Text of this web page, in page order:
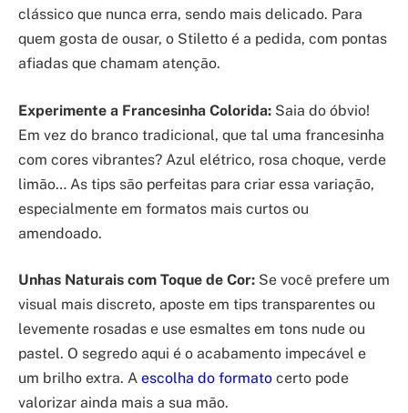
clássico que nunca erra, sendo mais delicado. Para
quem gosta de ousar, o Stiletto é a pedida, com pontas
afiadas que chamam atenção.
Experimente a Francesinha Colorida: Saia do óbvio!
Em vez do branco tradicional, que tal uma francesinha
com cores vibrantes? Azul elétrico, rosa choque, verde
limão… As tips são perfeitas para criar essa variação,
especialmente em formatos mais curtos ou
amendoado.
Unhas Naturais com Toque de Cor: Se você prefere um
visual mais discreto, aposte em tips transparentes ou
levemente rosadas e use esmaltes em tons nude ou
pastel. O segredo aqui é o acabamento impecável e
um brilho extra. A escolha do formato certo pode
valorizar ainda mais a sua mão.